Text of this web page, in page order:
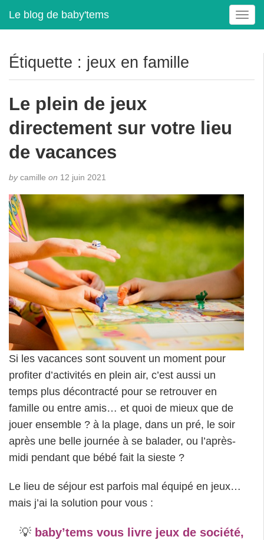
Le blog de baby'tems
T
o
e
o
Étiquette : jeux en famille
Le plein de jeux
directement sur votre lieu
de vacances
bycamille on 12 juin 2021
Si les vacances sont souvent un moment pour
profiter d’activités en plein air, c’est aussi un
temps plus décontracté pour se retrouver en
famille ou entre amis… et quoi de mieux que de
jouer ensemble ? à la plage, dans un pré, le soir
après une belle journée à se balader, ou l’après-
midi pendant que bébé fait la sieste ?
Le lieu de séjour est parfois mal équipé en jeux…
mais j’ai la solution pour vous :
💡 baby’tems vous livre jeux de société,